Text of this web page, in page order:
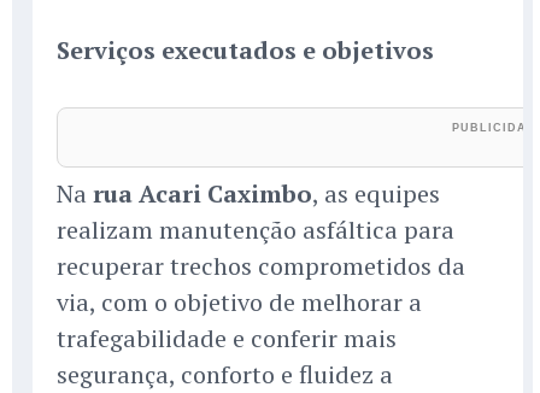
Serviços executados e objetivos
Na rua Acari Caximbo, as equipes
realizam manutenção asfáltica para
recuperar trechos comprometidos da
via, com o objetivo de melhorar a
trafegabilidade e conferir mais
segurança, conforto e fluidez a